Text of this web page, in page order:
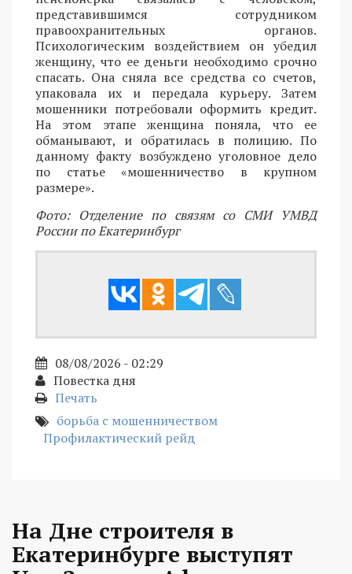
представившимся сотрудником
правоохранительных органов.
Психологическим воздействием он убедил
женщину, что ее деньги необходимо срочно
спасать. Она сняла все средства со счетов,
упаковала их и передала курьеру. Затем
мошенники потребовали оформить кредит.
На этом этапе женщина поняла, что ее
обманывают, и обратилась в полицию. По
данному факту возбуждено уголовное дело
по статье «мошенничество в крупном
размере».
Фото: Отделение по связям со СМИ УМВД
России по Екатеринбург
08/08/2026 - 02:29
Повестка дня
Печать
борьба с мошенничеством
Профилактический рейд
На Дне строителя в
Екатеринбурге выступят